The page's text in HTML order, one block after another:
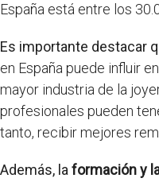
España está entre los
Es importante destacar
en España puede influir
mayor industria de la
profesionales pueden
tanto, recibir mejores
Además, la formación y